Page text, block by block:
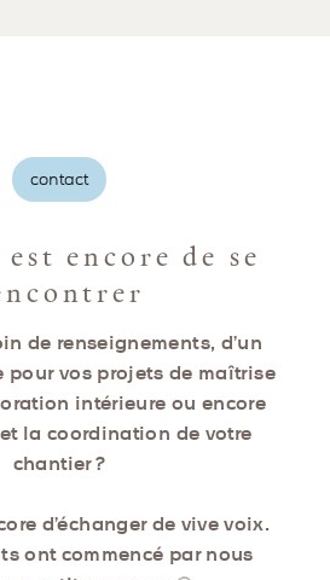
contact
encore de se
de renseignements, d’un
pour vos projets de maîtrise
intérieure ou encore
la coordination de votre
chantier ?
d’échanger de vive voix.
ont commencé par nous